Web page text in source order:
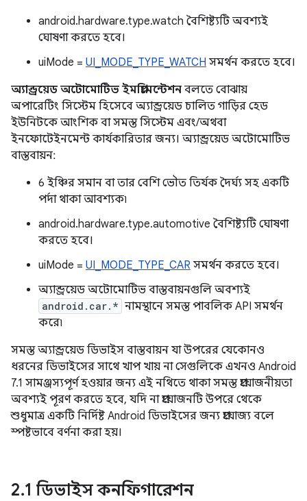
android.hardware.type.watch বৈশিষ্ট্যটি অবশ্যই
ঘোষণা করতে হবে।
uiMode = UI_MODE_TYPE_WATCH সমর্থন করতে হবে।
অ্যান্ড্রয়েড অটোমোটিভ ইমপ্লিমেন্টেশন বলতে বোঝায়
অপারেটিং সিস্টেম হিসেবে অ্যান্ড্রয়েড চালিত গাড়ির হেড
ইউনিটকে আংশিক বা সমস্ত সিস্টেম এবং/অথবা
ইনফোটেইনমেন্ট কার্যকারিতার জন্য। অ্যান্ড্রয়েড অটোমোটিভ
বাস্তবায়ন:
6 ইঞ্চির সমান বা তার বেশি ভৌত ​​তির্যক দৈর্ঘ্য সহ একটি
পর্দা থাকা আবশ্যক৷
android.hardware.type.automotive বৈশিষ্ট্যটি ঘোষণা
করতে হবে।
uiMode = UI_MODE_TYPE_CAR সমর্থন করতে হবে।
অ্যান্ড্রয়েড অটোমোটিভ বাস্তবায়নগুলি অবশ্যই
android.car.* নামস্থানে সমস্ত পাবলিক API সমর্থন
করে৷
সমস্ত অ্যান্ড্রয়েড ডিভাইস বাস্তবায়ন যা উপরের যেকোনও
ধরনের ডিভাইসের সাথে খাপ খায় না সেগুলিকে এখনও Android
7.1 সামঞ্জস্যপূর্ণ হওয়ার জন্য এই নথিতে থাকা সমস্ত প্রয়োজনীয়তা
অবশ্যই পূরণ করতে হবে, যদি না প্রয়োজনটি উপরে থেকে
শুধুমাত্র একটি নির্দিষ্ট Android ডিভাইসের জন্য প্রযোজ্য বলে
স্পষ্টভাবে বর্ণনা করা হয়।
2.1 ডিভাইস কনফিগারেশন